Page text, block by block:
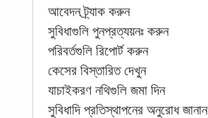
আবেদন ট্র্যাক করুন
সুবিধাগুলি পুনপ্রত্যয়নঃ করুন
পরিবর্তগুলি রিপোর্ট করুন
কেসের বিস্তারিত দেখুন
যাচাইকরণ নথিগুলি জমা দিন
সুবিধাদি প্রতিস্থাপনের অনুরোধ জানান